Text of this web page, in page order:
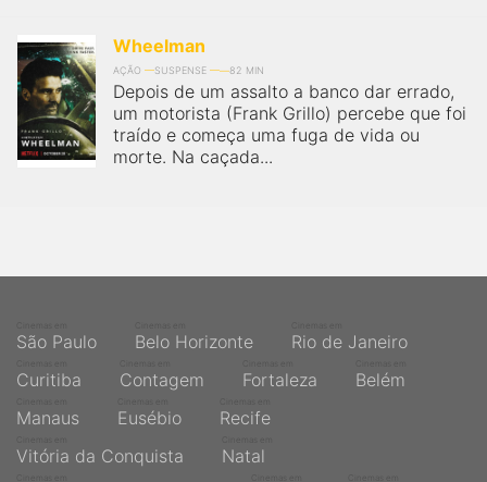
Wheelman
AÇÃO SUSPENSE 82 MIN
Depois de um assalto a banco dar errado,
um motorista (Frank Grillo) percebe que foi
traído e começa uma fuga de vida ou
morte. Na caçada...
São Paulo Belo Horizonte Rio de Janeiro
Curitiba Contagem Fortaleza Belém
Manaus Eusébio Recife
Vitória da Conquista Natal